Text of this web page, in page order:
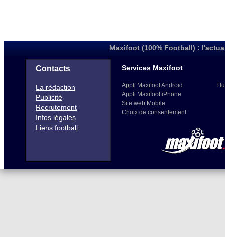
Maxifoot (100% Football) :
Contacts
La rédaction
Publicité
Recrutement
Infos légales
Liens football
Services Maxifoot
Appli Maxifoot Android
Appli Maxifoot iPhone
Site web Mobile
Choix de consentement